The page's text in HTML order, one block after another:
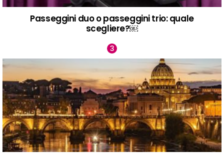
Passeggini duo o passeggini trio: quale
scegliere?￼